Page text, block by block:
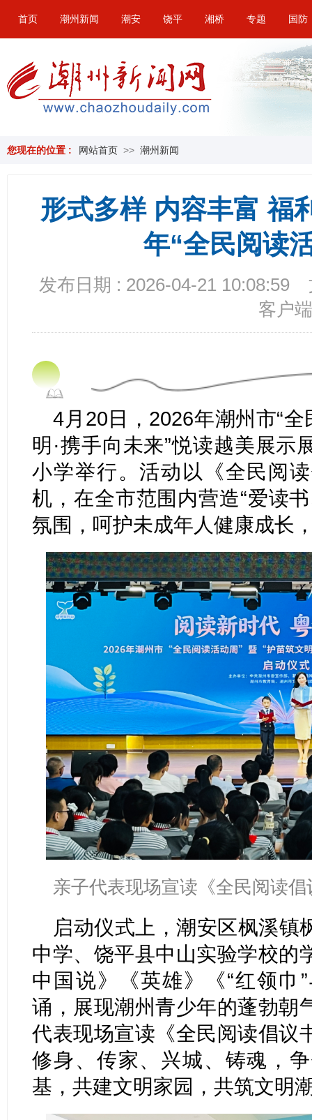
首页 潮州新闻 潮安 饶平 湘桥 专题 国防
您现在的位置 : 网站首页 >> 潮州新闻
形式多样 内容丰富 福
年“全民阅读
发布日期 : 2026-04-21 10:08:59
客户端
4月20日，2026年潮州市“
明·携手向未来”悦读越美展示
小学举行。活动以《全民阅
机，在全市范围内营造“爱读
氛围，呵护未成年人健康成长
亲子代表现场宣读《全民阅读倡
启动仪式上，潮安区枫溪镇
中学、饶平县中山实验学校的
中国说》《英雄》《“红领巾
诵，展现潮州青少年的蓬勃朝
代表现场宣读《全民阅读倡议
修身、传家、兴城、铸魂，
基，共建文明家园，共筑文明